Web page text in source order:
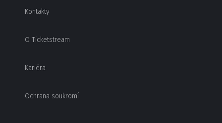
Kontakty
O Ticketstream
Kariéra
Ochrana soukromí